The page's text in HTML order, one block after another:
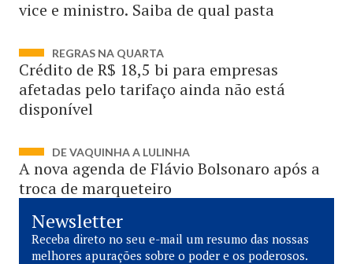
vice e ministro. Saiba de qual pasta
REGRAS NA QUARTA
Crédito de R$ 18,5 bi para empresas
afetadas pelo tarifaço ainda não está
disponível
DE VAQUINHA A LULINHA
A nova agenda de Flávio Bolsonaro após a
troca de marqueteiro
Newsletter
Receba direto no seu e-mail um resumo das nossas
melhores apurações sobre o poder e os poderosos.